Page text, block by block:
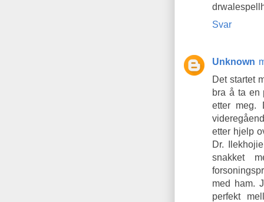
Svar
Unknown
Det startet
bra å ta en
etter meg.
etter hjelp
Dr.
snakket
med ham.
perfekt